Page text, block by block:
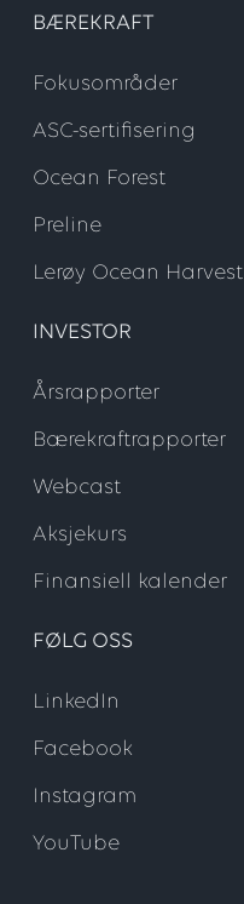
BÆREKRAFT
Fokusområder
ASC-sertifisering
Ocean Forest
Preline
Lerøy Ocean Harvest
INVESTOR
Årsrapporter
Bærekraftrapporter
Webcast
Aksjekurs
Finansiell kalender
FØLG OSS
LinkedIn
Facebook
Instagram
YouTube